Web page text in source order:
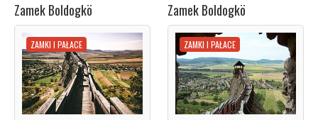
Zamek Boldogkö
ZAMKI I PAŁACE
Zamek Boldogkö
ZAMKI I PAŁACE